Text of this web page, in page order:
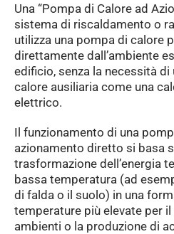
Una “Pompa di Calore ad
sistema di riscaldamento o
utilizza una pompa di calore
direttamente dall’ambiente
edificio, senza la necessità
calore ausiliaria come una
elettrico.
Il funzionamento di una
azionamento diretto si basa
trasformazione dell’energia
bassa temperatura (ad
di falda o il suolo) in una
temperature più elevate per
ambienti o la produzione di